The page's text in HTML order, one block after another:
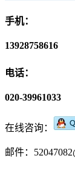
手机：
13928758616
电话：
020-39961033
在线咨询：
邮件：